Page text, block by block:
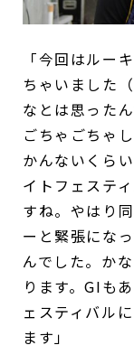
「今回はルー
ちゃいました
なとは思った
ごちゃごちゃ
かんないくら
イトフェステ
すね。やはり
ーと緊張にな
んでした。か
ります。GIも
ェスティバル
ます」